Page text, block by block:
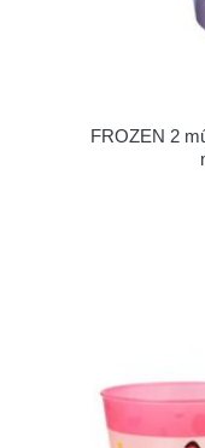
FROZEN 2